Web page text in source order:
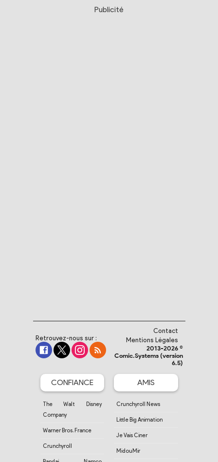
Publicité
Retrouvez-nous sur :
Contact
Mentions Légales
2013-2026 ©
Comic.Systems (version
6.5)
CONFIANCE
The Walt Disney
Company
Warner Bros. France
Crunchyroll
AMIS
Crunchyroll News
Little Big Animation
Je Vais Ciner
MidouMir